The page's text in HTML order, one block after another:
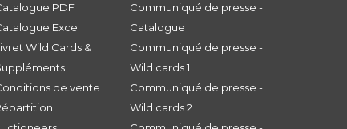
PDF
Excel
Wild Cards &
de vente
Communiqué de presse -
Catalogue
Communiqué de presse -
Wild cards 1
Communiqué de presse -
Wild cards 2